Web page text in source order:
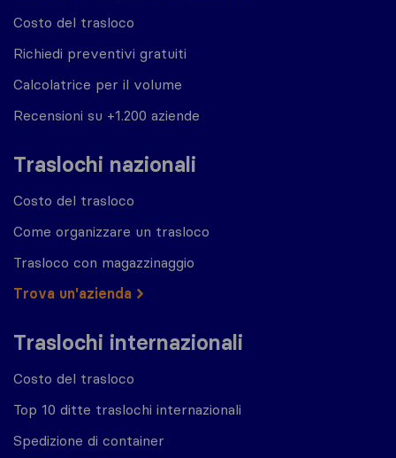
Costo del trasloco
Richiedi preventivi gratuiti
Calcolatrice per il volume
Recensioni su +1.200 aziende
Traslochi nazionali
Costo del trasloco
Come organizzare un trasloco
Trasloco con magazzinaggio
Trova un'azienda
Traslochi internazionali
Costo del trasloco
Top 10 ditte traslochi internazionali
Spedizione di container